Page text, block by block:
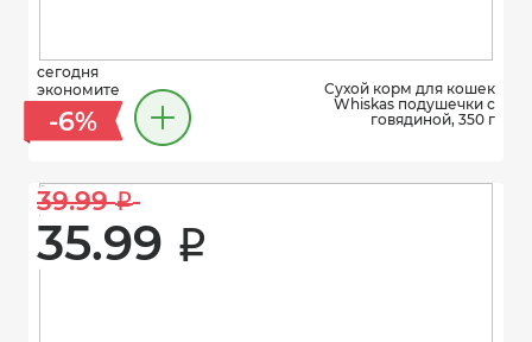
сегодня
экономите
-6%
Сухой корм для кошек
Whiskas подушечки с
говядиной, 350 г
39.99 i
35.99 i